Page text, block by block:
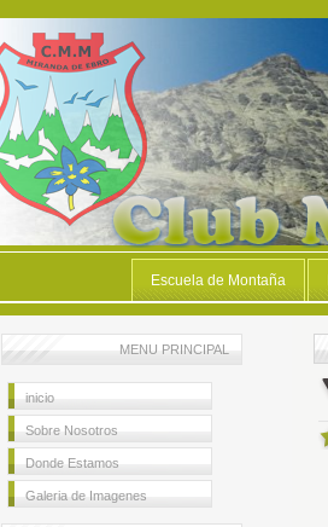
Escuela de Montaña
MENU PRINCIPAL
inicio
Sobre Nosotros
Donde Estamos
Galeria de Imagenes